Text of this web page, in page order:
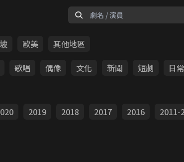
歐美
其他地區
歌唱 偶像 文化 新聞 短劇 日常
2019 2018 2017 2016 2011-